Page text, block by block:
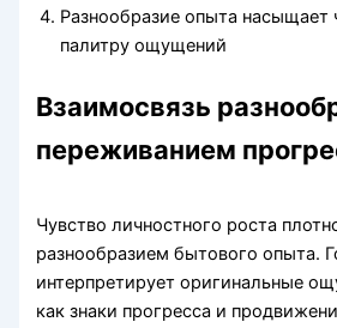
Разнообразие опыта насыщает
палитру ощущений
Взаимосвязь
переживанием
Чувство личностного роста
разнообразием бытового опыта.
интерпретирует оригинальные
как знаки прогресса и